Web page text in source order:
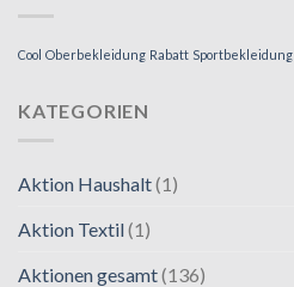
Cool Oberbekleidung Rabatt Sportbekleidung
KATEGORIEN
Aktion Haushalt(1)
Aktion Textil(1)
Aktionen gesamt(136)